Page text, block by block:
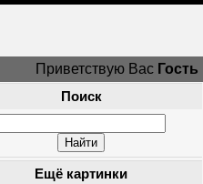
Приветствую Вас Гость
Поиск
Ещё картинки